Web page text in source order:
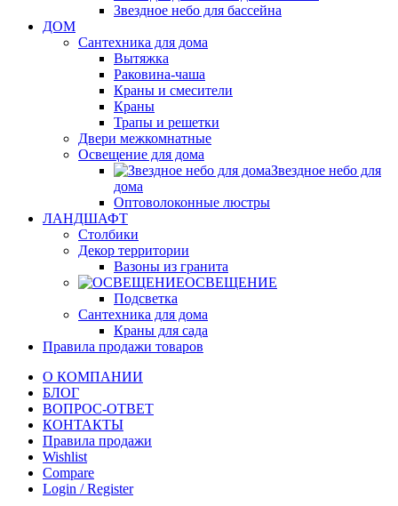
Звездное небо для бассейна
ДОМ
Сантехника для дома
Вытяжка
Раковина-чаша
Краны и смесители
Краны
Трапы и решетки
Двери межкомнатные
Освещение для дома
Звездное небо для
дома
Оптоволоконные люстры
ЛАНДШАФТ
Столбики
Декор территории
Вазоны из гранита
ОСВЕЩЕНИЕ
Подсветка
Сантехника для дома
Краны для сада
Правила продажи товаров
О КОМПАНИИ
БЛОГ
ВОПРОС-ОТВЕТ
КОНТАКТЫ
Правила продажи
Wishlist
Compare
Login / Register